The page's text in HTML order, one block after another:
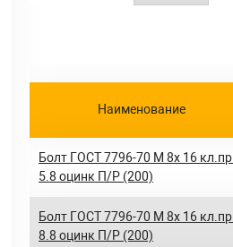
Наименование
Болт ГОСТ 7796-70 M 8x 16 кл.пр.
5.8 оцинк П/Р (200)
Болт ГОСТ 7796-70 M 8x 16 кл.пр.
8.8 оцинк П/Р (200)